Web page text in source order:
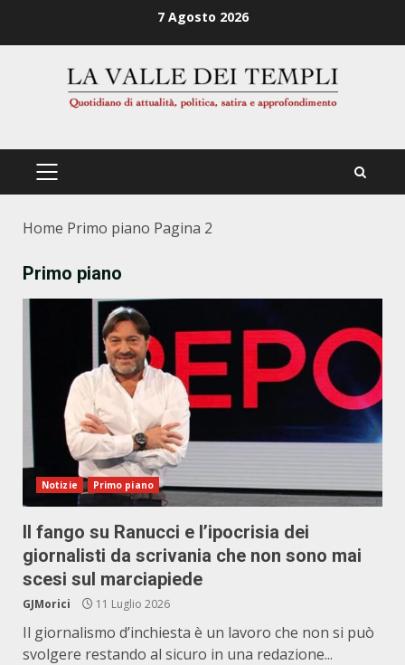
7 Agosto 2026
PRIMÄRES
Home Primo piano Pagina 2
Primo piano
Notizie Primo piano
Il fango su Ranucci e l’ipocrisia dei
giornalisti da scrivania che non sono mai
scesi sul marciapiede
GJMorici 11 Luglio 2026
Il giornalismo d’inchiesta è un lavoro che non si può
svolgere restando al sicuro in una redazione...